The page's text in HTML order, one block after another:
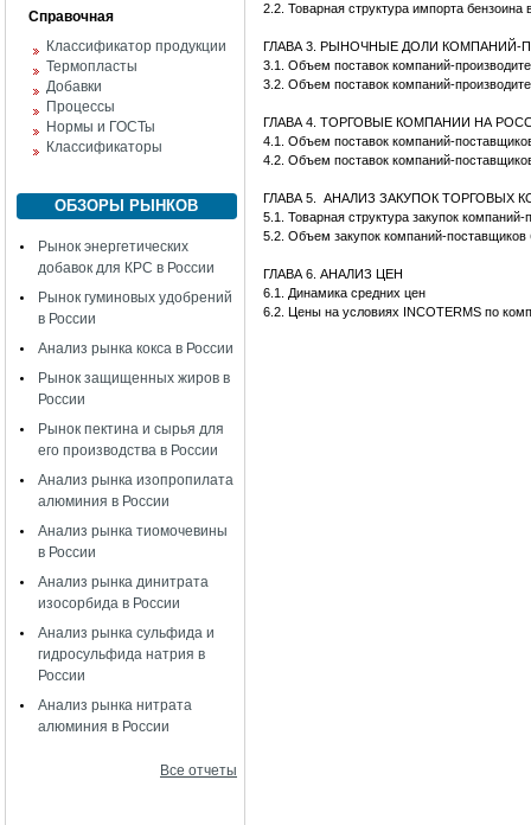
Справочная
Классификатор продукции
Термопласты
Добавки
Процессы
Нормы и ГОСТы
Классификаторы
ОБЗОРЫ РЫНКОВ
Рынок энергетических
добавок для КРС в России
Рынок гуминовых удобрений
в России
Анализ рынка кокса в России
Рынок защищенных жиров в
России
Рынок пектина и сырья для
его производства в России
Анализ рынка изопропилата
алюминия в России
Анализ рынка тиомочевины
в России
Анализ рынка динитрата
изосорбида в России
Анализ рынка сульфида и
гидросульфида натрия в
России
Анализ рынка нитрата
алюминия в России
Все отчеты
2.2. Товарная структура импорта
ГЛАВА 3. РЫНОЧНЫЕ ДОЛИ КОМПАНИЙ-
3.1. Объем поставок компаний-
3.2. Объем поставок компаний-
ГЛАВА 4. ТОРГОВЫЕ КОМПАНИИ НА
4.1. Объем поставок компаний-
4.2. Объем поставок компаний-
ГЛАВА 5. АНАЛИЗ ЗАКУПОК ТОРГОВЫХ
5.1. Товарная структура закупок
5.2. Объем закупок компаний-поставщиков
ГЛАВА 6. АНАЛИЗ ЦЕН
6.1. Динамика средних цен
6.2. Цены на условиях INCOTERMS по